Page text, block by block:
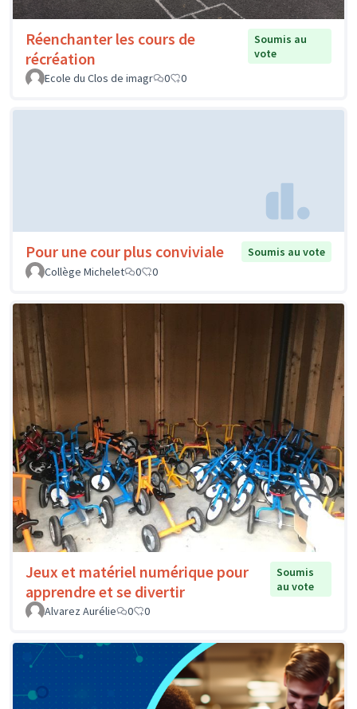
Réenchanter les cours de
récréation
Soumis au
vote
Ecole du Clos de imagr
0 0
Pour une cour plus conviviale
Soumis au vote
Collège Michelet
0 0
Jeux et matériel numérique pour
apprendre et se divertir
Soumis
au vote
Alvarez Aurélie
0 0